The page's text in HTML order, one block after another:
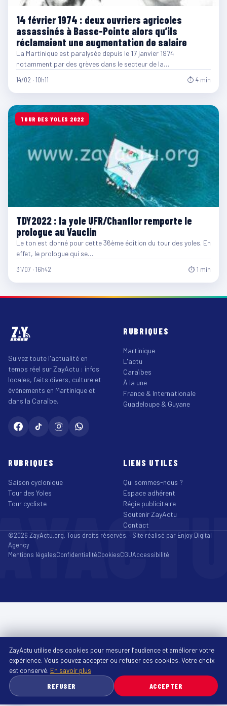
14 février 1974 : deux ouvriers agricoles
assassinés à Basse-Pointe alors qu’ils
réclamaient une augmentation de salaire
La Martinique est paralysée depuis le 17 janvier 1974
notamment par des grèves dans le secteur de la…
14/02 · 10h11 ⏱ 4 min
TOUR DES YOLES 2022
TDY2022 : la yole UFR/Chanflor remporte le
prologue au Vauclin
Le ton est donné pour cette 36ème édition du tour des yoles. En
effet, le prologue qui se…
31/07 · 16h42 ⏱ 1 min
Suivez toute l'actualité en
temps réel sur ZayActu : infos
locales, faits divers, culture et
événements en Martinique et
dans la Caraïbe.
RUBRIQUES
Martinique
L'actu
Caraïbes
À la une
France & Internationale
Guadeloupe & Guyane
RUBRIQUES
Saison cyclonique
Tour des Yoles
Tour cycliste
LIENS UTILES
Qui sommes-nous ?
Espace adhérent
Régie publicitaire
Soutenir ZayActu
Contact
©2026 ZayActu.org. Tous droits réservés. · Site réalisé par Enjoy Digital
Agency
Mentions légalesConfidentialitéCookiesCGUAccessibilité
ZayActu utilise des cookies pour mesurer l’audience et améliorer votre
expérience. Vous pouvez accepter ou refuser ces cookies. Votre choix
est conservé. En savoir plus
REFUSER
ACCEPTER